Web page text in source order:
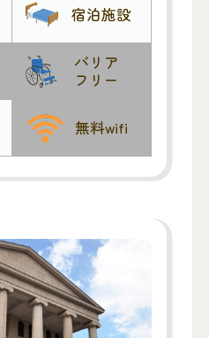
宿泊施設
バリア
フリー
無料wifi